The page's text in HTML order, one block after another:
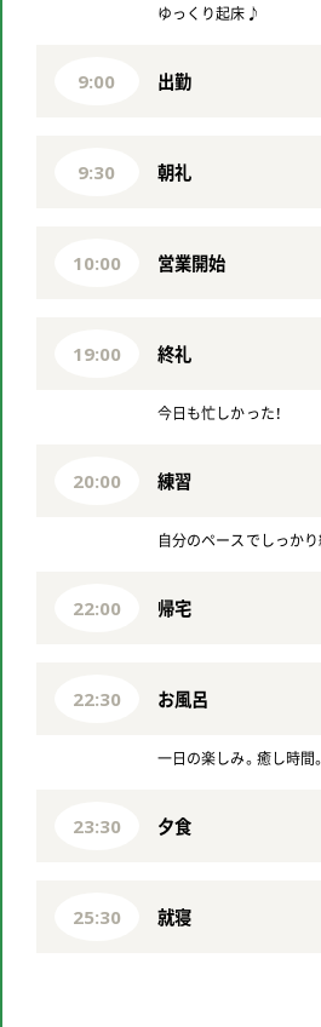
ゆっくり起床♪
9:00 出勤
9:30 朝礼
10:00 営業開始
19:00 終礼
今日も忙しかった！
20:00 練習
自分のペースでしっか
22:00 帰宅
22:30 お風呂
一日の楽しみ。癒し時間。
23:30 夕食
25:30 就寝